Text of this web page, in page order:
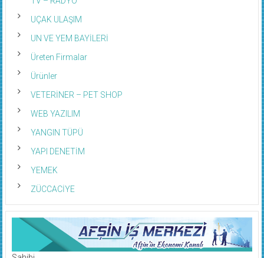
UÇAK ULAŞIM
UN VE YEM BAYİLERİ
Üreten Firmalar
Ürünler
VETERİNER – PET SHOP
WEB YAZILIM
YANGIN TÜPÜ
YAPI DENETİM
YEMEK
ZÜCCACİYE